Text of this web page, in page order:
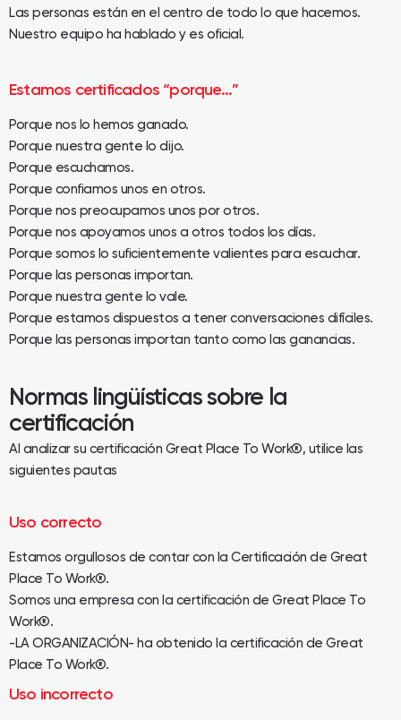
Las personas están en el centro de todo lo que hacemos.
Nuestro equipo ha hablado y es oficial.
Estamos certificados “porque…”
Porque nos lo hemos ganado.
Porque nuestra gente lo dijo.
Porque escuchamos.
Porque confiamos unos en otros.
Porque nos preocupamos unos por otros.
Porque nos apoyamos unos a otros todos los días.
Porque somos lo suficientemente valientes para escuchar.
Porque las personas importan.
Porque nuestra gente lo vale.
Porque estamos dispuestos a tener conversaciones difíciles.
Porque las personas importan tanto como las ganancias.
Normas lingüísticas sobre la
certificación
Al analizar su certificación Great Place To Work®, utilice las
siguientes pautas
Uso correcto
Estamos orgullosos de contar con la Certificación de Great
Place To Work®.
Somos una empresa con la certificación de Great Place To
Work®.
-LA ORGANIZACIÓN- ha obtenido la certificación de Great
Place To Work®.
Uso incorrecto